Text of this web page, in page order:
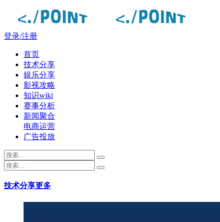
登录/注册
首页
技术分享
娱乐分享
影视攻略
知识wiki
赛事分析
新闻聚合
电商运营
广告投放
点度-lmwmm.com - 每日精选
技术分享更多